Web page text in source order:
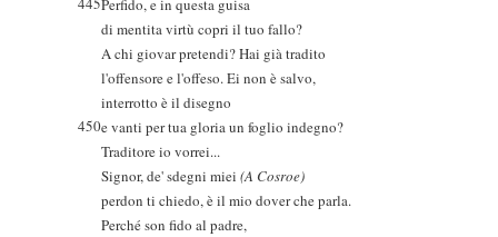
Perfido, e in questa guisa
di mentita virtù copri il tuo fallo?
A chi giovar pretendi? Hai già tradito
l'offensore e l'offeso. Ei non è salvo,
interrotto è il disegno
450e vanti per tua gloria un foglio indegno?
Traditore io vorrei...
Signor, de' sdegni miei (A Cosroe)
perdon ti chiedo, è il mio dover che parla.
Perché son fido al padre,